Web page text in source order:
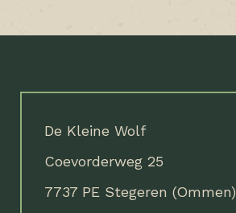
De Kleine Wolf
Coevorderweg 25
7737 PE Stegeren (Ommen)